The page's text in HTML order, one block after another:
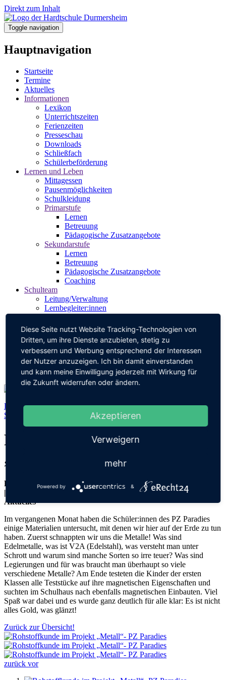
Direkt zum Inhalt
Toggle navigation
Hauptnavigation
Startseite
Termine
Aktuelles
Informationen
Lexikon
Unterrichtszeiten
Ferienzeiten
Presseschau
Downloads
Schließfach
Schülerbeförderung
Lernen und Leben
Mittagessen
Pausenmöglichkeiten
Schulkleidung
Primarstufe
Lernen
Betreuung
Pädagogische Zusatzangebote
Sekundarstufe
Lernen
Betreuung
Pädagogische Zusatzangebote
Coaching
Schulteam
Leitung/Verwaltung
Lernbegleiter:innen
Schulsozialarbeit
Berufsberatung
SMV
Elternbeirat
Förderverein
Kontakt
DurchPädagogische Zusatzangebotemacht Schule noch mehr
Spaß.
Rohstoffkunde im Projekt
„Metall“- PZ Paradies
Freitag, 28.06.2024
|
Aktuelles
Im vergangenen Monat haben die Schüler:innen des PZ Paradies
einige Materialien untersucht, mit denen wir hier auf der Erde zu tun
haben. Zuerst schnappten wir uns die Metalle! Was sind
Edelmetalle, was ist V2A (Edelstahl), was versteht man unter
Schrott und warum sind manche Sorten so irre teuer? Was sind
Legierungen und für was braucht man überhaupt so viele
verschiedene Metalle? Am Ende testeten die Kinder der ersten
Klassen alle Teststücke auf ihre magnetischen Eigenschaften und
suchten im Schulhaus nach ebenfalls magnetischen Einbauten. Viel
Spaß war dabei und es wurde ganz deutlich für alle klar: Es ist nicht
alles Gold, was glänzt!
Zurück zur Übersicht!
zurück vor
Diese Seite nutzt Website Tracking-Technologien von
Dritten, um ihre Dienste anzubieten, stetig zu
verbessern und Werbung entsprechend der Interessen
der Nutzer anzuzeigen. Ich bin damit einverstanden
und kann meine Einwilligung jederzeit mit Wirkung für
die Zukunft widerrufen oder ändern.
Akzeptieren
Verweigern
mehr
Powered by &